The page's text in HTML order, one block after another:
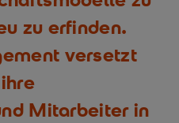
zu erfinden.
versetzt
Mitarbeiter in